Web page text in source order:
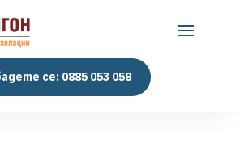
се: 0885 053 058